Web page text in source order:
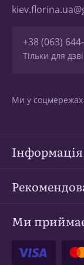
+38 (063)
Тільки для
Ми у соцмережах
Інформація
Ми